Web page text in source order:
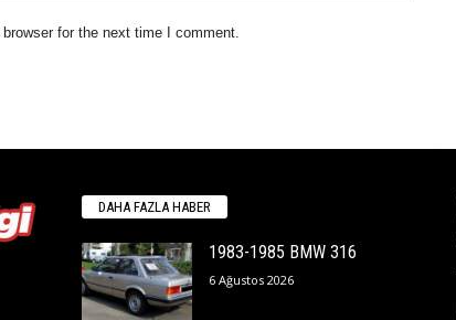
for the next time I comment.
DAHA FAZLA HABER
1983-1985 BMW 316
6 Ağustos 2026